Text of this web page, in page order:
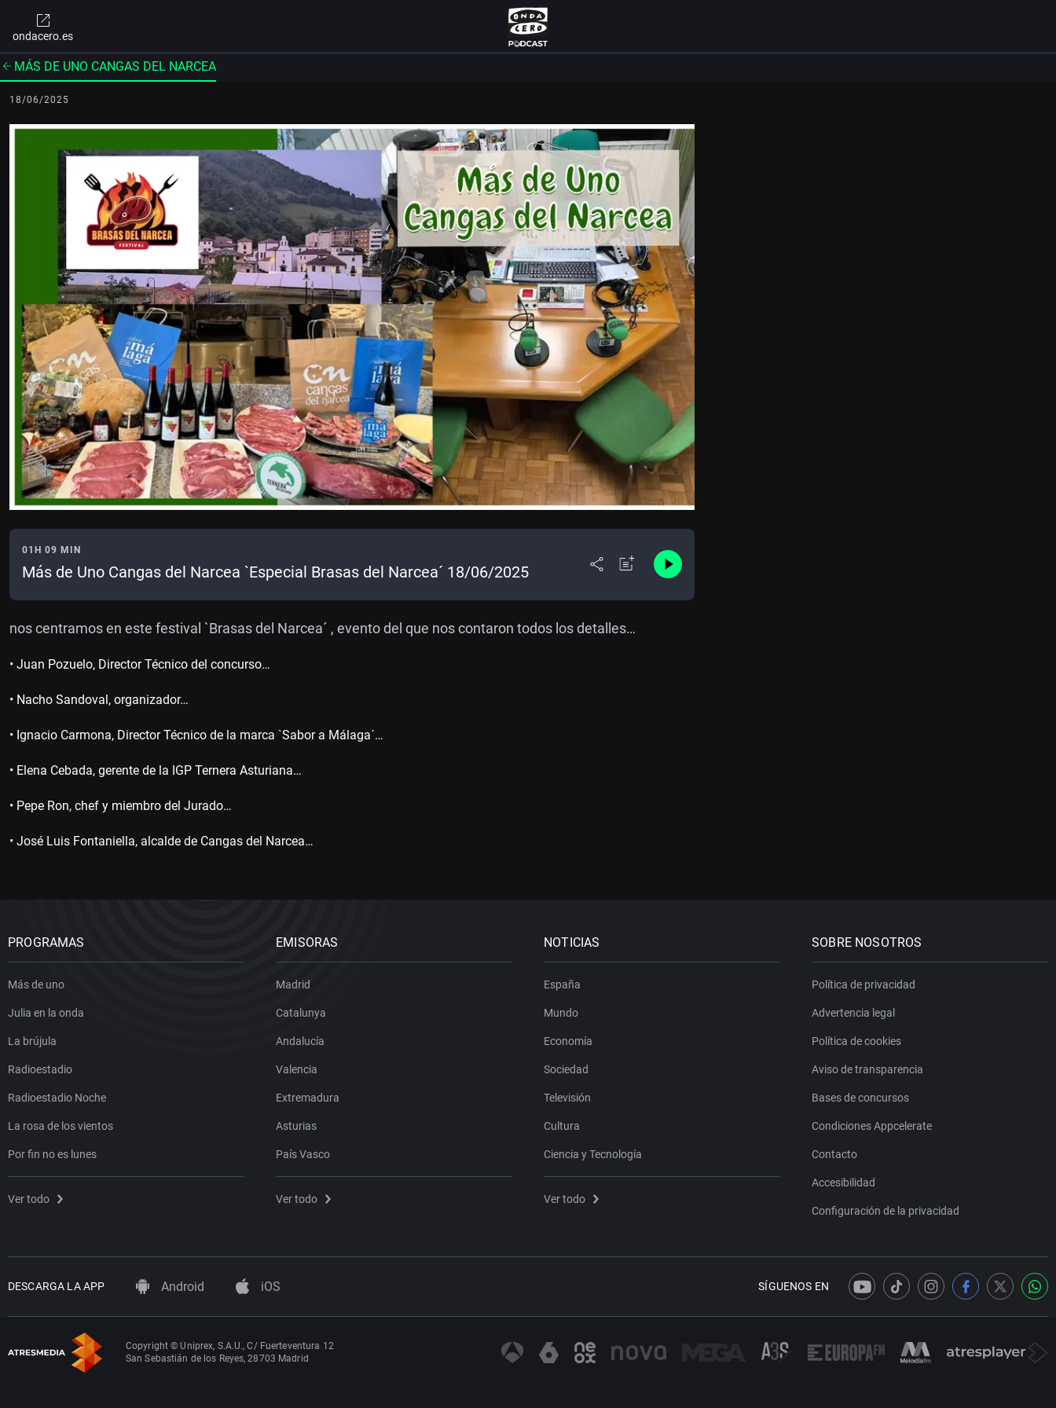
ondacero.es
MÁS DE UNO CANGAS DEL NARCEA
18/06/2025
01H 09 MIN
Más de Uno Cangas del Narcea `Especial Brasas del Narcea´ 18/06/2025
nos centramos en este festival `Brasas del Narcea´ , evento del que nos contaron todos los detalles…
• Juan Pozuelo, Director Técnico del concurso…
• Nacho Sandoval, organizador…
• Ignacio Carmona, Director Técnico de la marca `Sabor a Málaga´…
• Elena Cebada, gerente de la IGP Ternera Asturiana…
• Pepe Ron, chef y miembro del Jurado…
• José Luis Fontaniella, alcalde de Cangas del Narcea…
PROGRAMAS
Más de uno
Julia en la onda
La brújula
Radioestadio
Radioestadio Noche
La rosa de los vientos
Por fin no es lunes
Ver todo
EMISORAS
Madrid
Catalunya
Andalucía
Valencia
Extremadura
Asturias
País Vasco
Ver todo
NOTICIAS
España
Mundo
Economía
Sociedad
Televisión
Cultura
Ciencia y Tecnología
Ver todo
SOBRE NOSOTROS
Política de privacidad
Advertencia legal
Política de cookies
Aviso de transparencia
Bases de concursos
Condiciones Appcelerate
Contacto
Accesibilidad
Configuración de la privacidad
DESCARGA LA APP Android iOS SÍGUENOS EN
Copyright © Uniprex, S.A.U., C/ Fuerteventura 12
San Sebastián de los Reyes, 28703 Madrid